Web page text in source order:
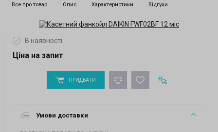
Все про товар Опис Характеристики Відгуки
В наявності
Ціна на запит
ПРИДБАТИ
Умови доставки